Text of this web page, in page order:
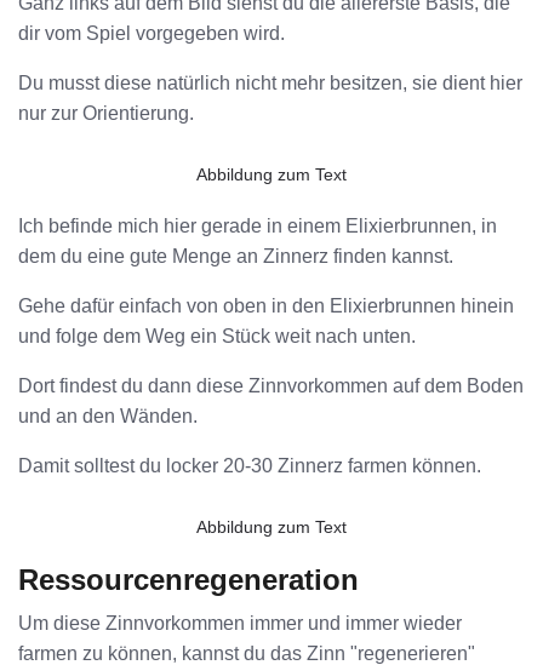
dir vom Spiel vorgegeben wird.
Du musst diese natürlich nicht mehr besitzen, sie dient hier
nur zur Orientierung.
Abbildung zum Text
Ich befinde mich hier gerade in einem Elixierbrunnen, in
dem du eine gute Menge an Zinnerz finden kannst.
Gehe dafür einfach von oben in den Elixierbrunnen hinein
und folge dem Weg ein Stück weit nach unten.
Dort findest du dann diese Zinnvorkommen auf dem Boden
und an den Wänden.
Damit solltest du locker 20-30 Zinnerz farmen können.
Abbildung zum Text
Ressourcenregeneration
Um diese Zinnvorkommen immer und immer wieder
farmen zu können, kannst du das Zinn "regenerieren"